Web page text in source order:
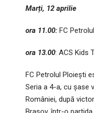
Marți, 12 aprilie
ora 11.00: FC
ora 13.00: ACS Kids
FC Petrolul Ploiești
Seria a 4-a, cu șase
României, după